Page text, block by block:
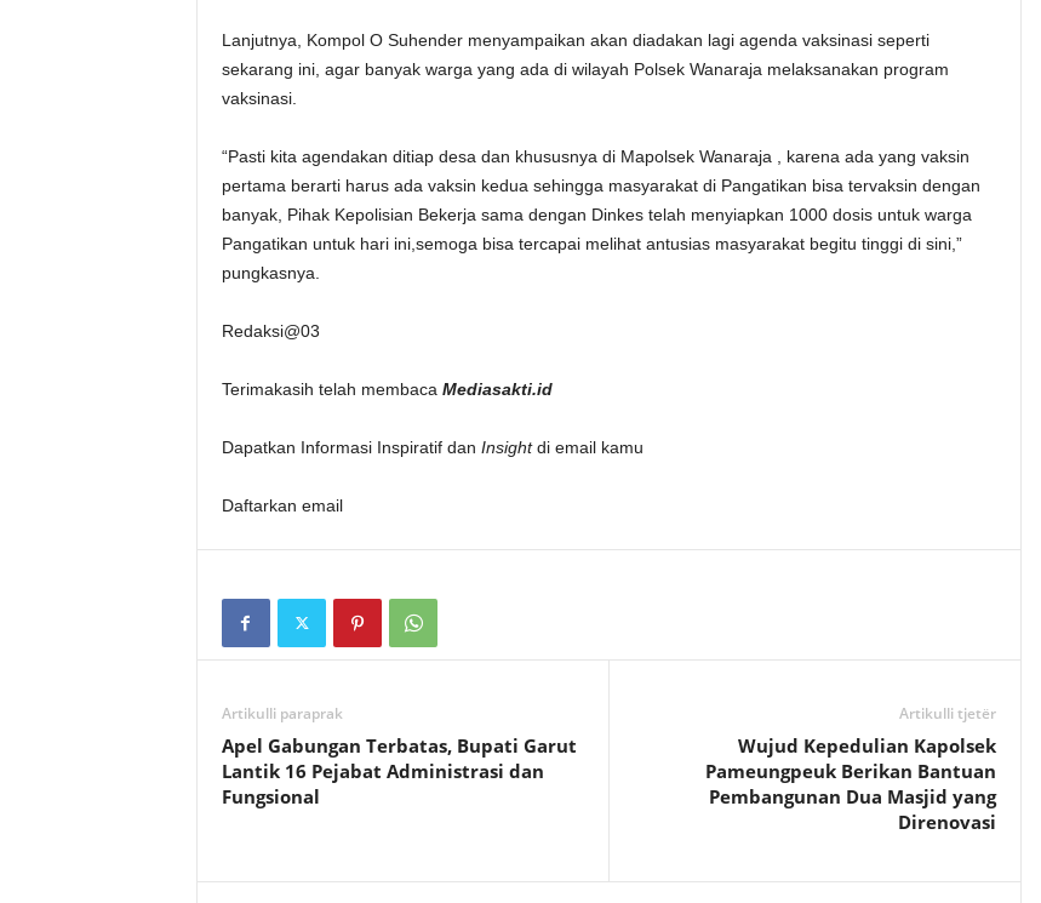
Lanjutnya, Kompol O Suhender menyampaikan akan diadakan lagi agenda vaksinasi seperti
sekarang ini, agar banyak warga yang ada di wilayah Polsek Wanaraja melaksanakan program
vaksinasi.
“Pasti kita agendakan ditiap desa dan khususnya di Mapolsek Wanaraja , karena ada yang vaksin
pertama berarti harus ada vaksin kedua sehingga masyarakat di Pangatikan bisa tervaksin dengan
banyak, Pihak Kepolisian Bekerja sama dengan Dinkes telah menyiapkan 1000 dosis untuk warga
Pangatikan untuk hari ini,semoga bisa tercapai melihat antusias masyarakat begitu tinggi di sini,”
pungkasnya.
Redaksi@03
Terimakasih telah membaca Mediasakti.id
Dapatkan Informasi Inspiratif dan Insightdi email kamu
Daftarkan email
Artikulli paraprak
Apel Gabungan Terbatas, Bupati Garut
Lantik 16 Pejabat Administrasi dan
Fungsional
Artikulli tjetër
Wujud Kepedulian Kapolsek
Pameungpeuk Berikan Bantuan
Pembangunan Dua Masjid yang
Direnovasi